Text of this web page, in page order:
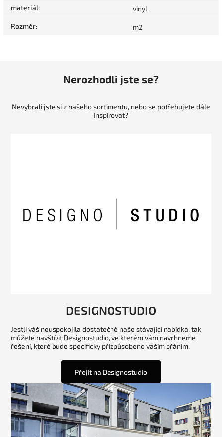
materiál: vinyl
Rozměr: m2
Nerozhodli jste se?
Nevybrali jste si z našeho sortimentu, nebo se potřebujete dále
inspirovat?
DESIGNOSTUDIO
Jestli váš neuspokojila dostatečně naše stávající nabídka, tak
můžete navštívit Designostudio, ve kterém vám navrhneme
řešení, které bude specificky přizpůsobeno vaším přáním.
Přejít na Designostudio